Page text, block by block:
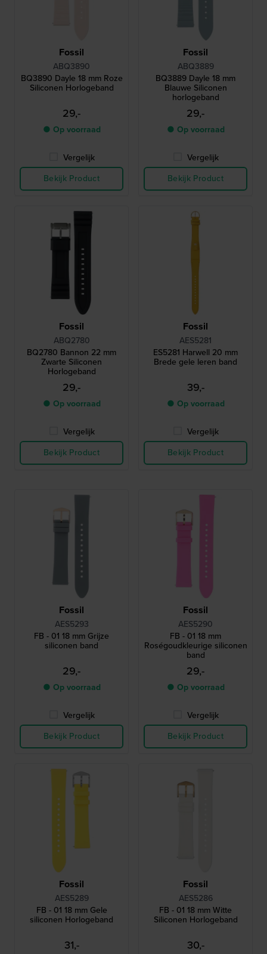
Fossil
ABQ3890
BQ3890 Dayle 18 mm Roze
Siliconen Horlogeband
29,-
● Op voorraad
Vergelijk
Bekijk Product
Fossil
ABQ3889
BQ3889 Dayle 18 mm
Blauwe Siliconen
horlogeband
29,-
● Op voorraad
Vergelijk
Bekijk Product
Fossil
ABQ2780
BQ2780 Bannon 22 mm
Zwarte Siliconen
Horlogeband
29,-
● Op voorraad
Vergelijk
Bekijk Product
Fossil
AES5281
ES5281 Harwell 20 mm
Brede gele leren band
39,-
● Op voorraad
Vergelijk
Bekijk Product
Fossil
AES5293
FB - 01 18 mm Grijze
siliconen band
29,-
● Op voorraad
Vergelijk
Bekijk Product
Fossil
AES5290
FB - 01 18 mm
Roségoudkleurige siliconen
band
29,-
● Op voorraad
Vergelijk
Bekijk Product
Fossil
AES5289
FB - 01 18 mm Gele
siliconen Horlogeband
31,-
Fossil
AES5286
FB - 01 18 mm Witte
Siliconen Horlogeband
30,-